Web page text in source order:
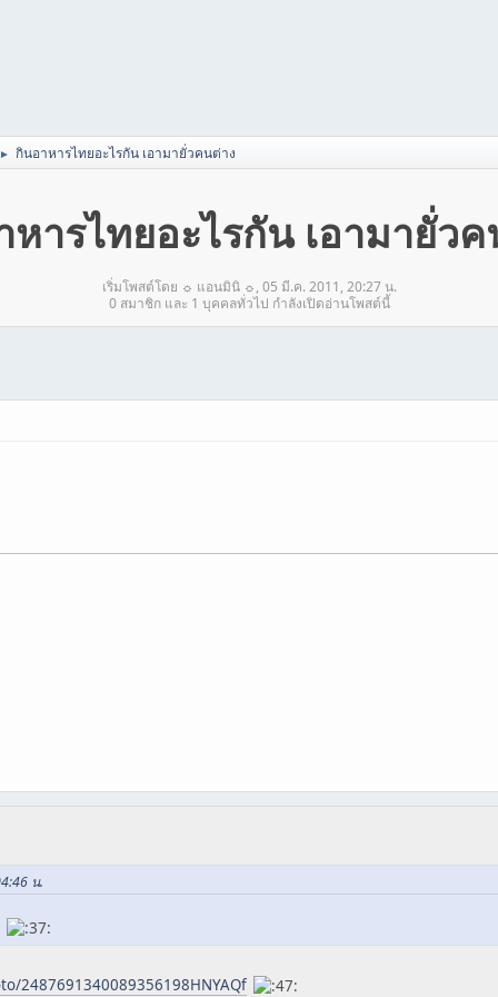
► กินอาหารไทยอะไรกัน เอามายั่วคนต่าง
ารไทยอะไรกัน เอามายั่ว
เริ่มโพสต์โดย ☼ แอนมินิ ☼, 05 มี.ค. 2011, 20:27 น.
0 สมาชิก และ 1 บุคคลทั่วไป กำลังเปิดอ่านโพสต์นี้
น.
2487691340089356198HNYAQf